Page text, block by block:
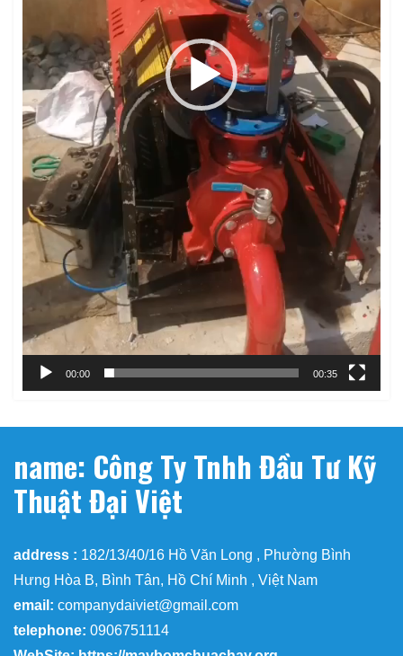
00:00 00:35
name: Công Ty Tnhh Đầu Tư Kỹ
Thuật Đại Việt
address : 182/13/40/16 Hồ Văn Long , Phường Bình
Hưng Hòa B, Bình Tân, Hồ Chí Minh , Việt Nam
email: companydaiviet@gmail.com
telephone: 0906751114